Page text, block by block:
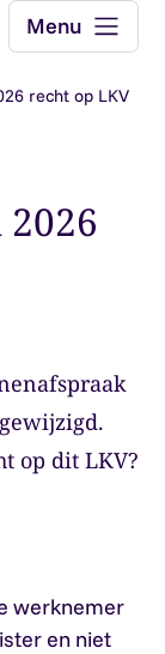
(0)77-4740000
Menu
recht op LKV
op dit LKV?
werknemer
en niet